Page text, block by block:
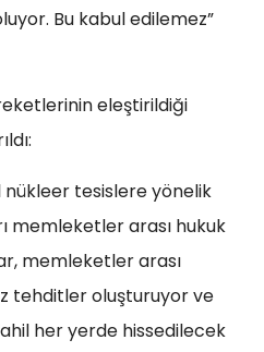
Bu kabul edilemez”
eleştirildiği
nükleer tesislere yönelik
memleketler arası hukuk
memleketler arası
tehditler oluşturuyor ve
her yerde hissedilecek